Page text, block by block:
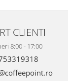
CLIENTI
8:00 - 17:00